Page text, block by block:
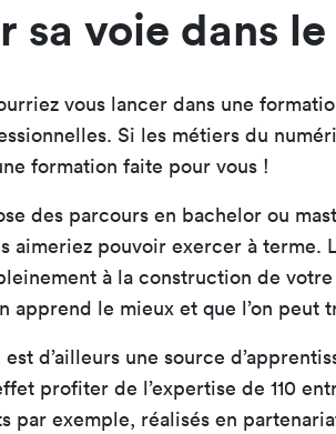
sa voie dans
vous lancer dans une
Si les métiers du
formation faite pour vous !
des parcours en bachelor ou
aimeriez pouvoir exercer à
à la construction de
apprend le mieux et que l’on
d’ailleurs une source
profiter de l’expertise de 110
par exemple, réalisés en